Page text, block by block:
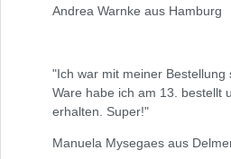
Andrea Warnke aus Hamburg
"Ich war mit meiner Bestellung
Ware habe ich am 13. bestellt
erhalten. Super!"
Manuela Mysegaes aus